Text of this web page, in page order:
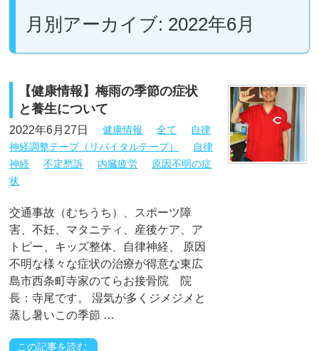
月別アーカイブ: 2022年6月
【健康情報】梅雨の季節の症状
と養生について
2022年6月27日 健康情報 全て
自律
神経調整テープ（リバイタルテープ）
自律
神経
不定愁訴 内臓疲労
原因不明の症
状
交通事故（むちうち）、スポーツ障
害、不妊、マタニティ、産後ケア、ア
トピー、キッズ整体、自律神経、 原因
不明な様々な症状の治療が得意な東広
島市西条町寺家のてらお接骨院 院
長：寺尾です。 湿気が多くジメジメと
蒸し暑いこの季節 …
この記事を読む